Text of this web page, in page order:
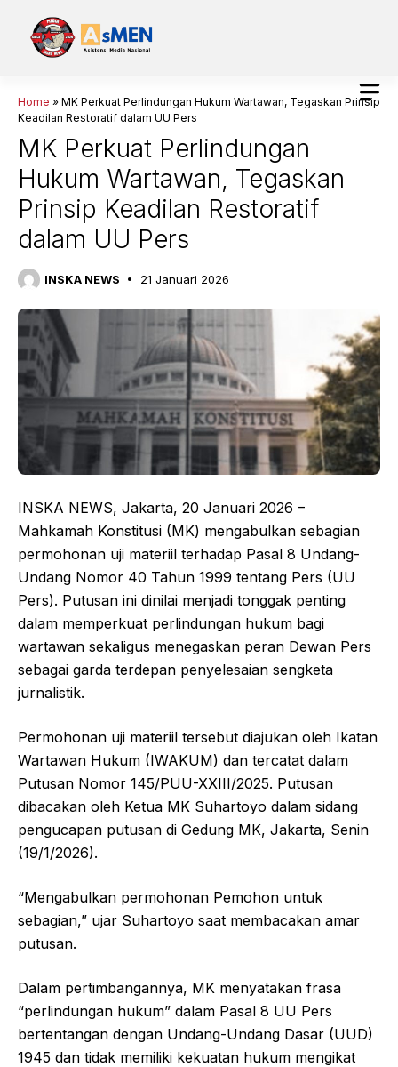
Home » MK Perkuat Perlindungan Hukum Wartawan, Tegaskan Prinsip
Keadilan Restoratif dalam UU Pers
MK Perkuat Perlindungan
Hukum Wartawan, Tegaskan
Prinsip Keadilan Restoratif
dalam UU Pers
INSKA NEWS 21 Januari 2026
INSKA NEWS, Jakarta, 20 Januari 2026 –
Mahkamah Konstitusi (MK) mengabulkan sebagian
permohonan uji materiil terhadap Pasal 8 Undang-
Undang Nomor 40 Tahun 1999 tentang Pers (UU
Pers). Putusan ini dinilai menjadi tonggak penting
dalam memperkuat perlindungan hukum bagi
wartawan sekaligus menegaskan peran Dewan Pers
sebagai garda terdepan penyelesaian sengketa
jurnalistik.
Permohonan uji materiil tersebut diajukan oleh Ikatan
Wartawan Hukum (IWAKUM) dan tercatat dalam
Putusan Nomor 145/PUU-XXIII/2025. Putusan
dibacakan oleh Ketua MK Suhartoyo dalam sidang
pengucapan putusan di Gedung MK, Jakarta, Senin
(19/1/2026).
“Mengabulkan permohonan Pemohon untuk
sebagian,” ujar Suhartoyo saat membacakan amar
putusan.
Dalam pertimbangannya, MK menyatakan frasa
“perlindungan hukum” dalam Pasal 8 UU Pers
bertentangan dengan Undang-Undang Dasar (UUD)
1945 dan tidak memiliki kekuatan hukum mengikat